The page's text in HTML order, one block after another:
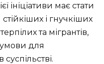
ініціативи має стати
і гнучкіших
та мігрантів,
для
суспільстві.